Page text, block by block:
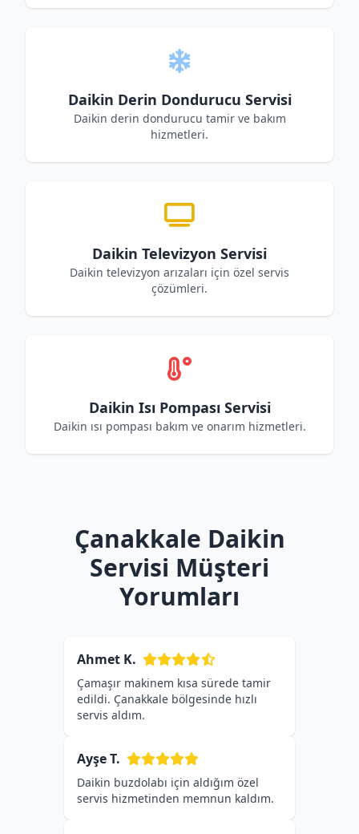
Daikin Derin Dondurucu Servisi
Daikin derin dondurucu tamir ve bakım
hizmetleri.
Daikin Televizyon Servisi
Daikin televizyon arızaları için özel servis
çözümleri.
Daikin Isı Pompası Servisi
Daikin ısı pompası bakım ve onarım hizmetleri.
Çanakkale Daikin
Servisi Müşteri
Yorumları
Ahmet K.
Çamaşır makinem kısa sürede tamir
edildi. Çanakkale bölgesinde hızlı
servis aldım.
Ayşe T.
Daikin buzdolabı için aldığım özel
servis hizmetinden memnun kaldım.